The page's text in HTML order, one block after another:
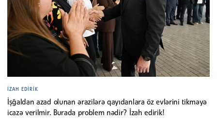
İZAH EDIRIK
İşğaldan azad olunan ərazilərə qayıdanlara öz evlərini tikməyə
icazə verilmir. Burada problem nədir? İzah edirik!